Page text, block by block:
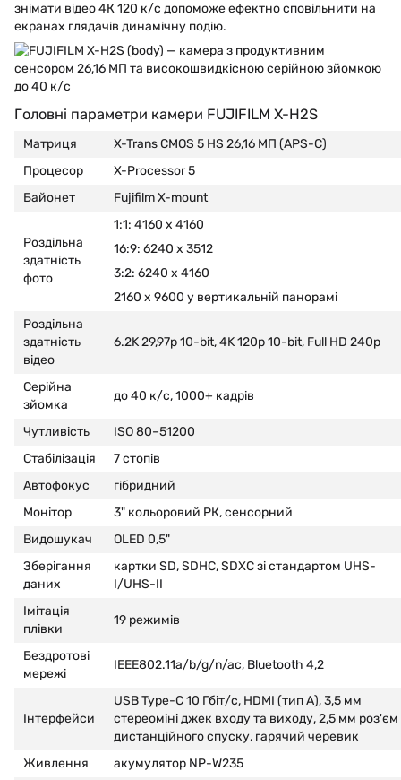
знімати відео 4К 120 к/с допоможе ефектно сповільнити на
екранах глядачів динамічну подію.
Головні параметри камери FUJIFILM X-H2S
Матриця
X-Trans CMOS 5 HS 26,16 МП (APS-C)
Процесор
X-Processor 5
Байонет
Fujifilm X-mount
Роздільна
здатність
фото
1:1: 4160 x 4160
16:9: 6240 x 3512
3:2: 6240 x 4160
2160 x 9600 у вертикальній панорамі
Роздільна
здатність
відео
6.2K 29,97p 10-bit, 4K 120p 10-bit, Full HD 240p
Серійна
зйомка
до 40 к/с, 1000+ кадрів
Чутливість
ISO 80–51200
Стабілізація
7 стопів
Автофокус
гібридний
Монітор
3" кольоровий РК, сенсорний
Видошукач
OLED 0,5"
Зберігання
даних
картки SD, SDHC, SDXC зі стандартом UHS-
I/UHS-II
Імітація
плівки
19 режимів
Бездротові
мережі
IEEE802.11a/b/g/n/ac, Bluetooth 4,2
Інтерфейси
USB Type-C 10 Гбіт/с, HDMI (тип А), 3,5 мм
стереоміні джек входу та виходу, 2,5 мм роз'єм
дистанційного спуску, гарячий черевик
Живлення
акумулятор NP-W235